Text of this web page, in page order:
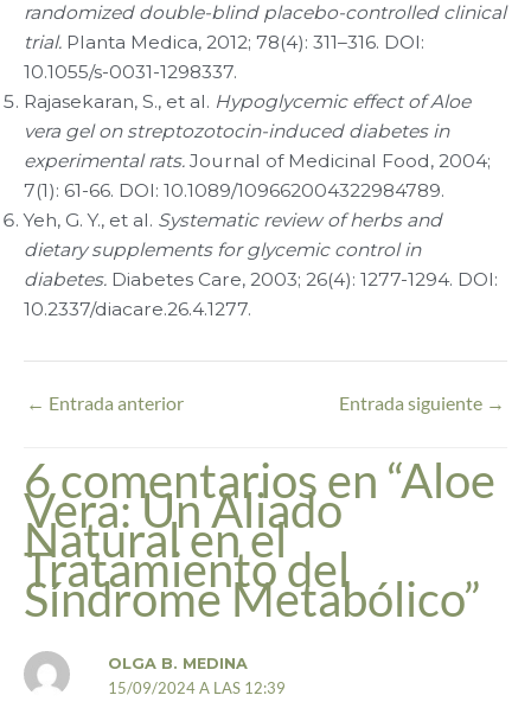
randomized double-blind placebo-controlled clinical
trial. Planta Medica, 2012; 78(4): 311–316. DOI:
10.1055/s-0031-1298337.
Rajasekaran, S., et al. Hypoglycemic effect of Aloe
vera gel on streptozotocin-induced diabetes in
experimental rats. Journal of Medicinal Food, 2004;
7(1): 61-66. DOI: 10.1089/109662004322984789.
Yeh, G. Y., et al. Systematic review of herbs and
dietary supplements for glycemic control in
diabetes. Diabetes Care, 2003; 26(4): 1277-1294. DOI:
10.2337/diacare.26.4.1277.
← Entrada anterior Entrada siguiente →
6 comentarios en “Aloe
Vera: Un Aliado
Natural en el
Tratamiento del
Síndrome Metabólico”
OLGA B. MEDINA
15/09/2024 A LAS 12:39